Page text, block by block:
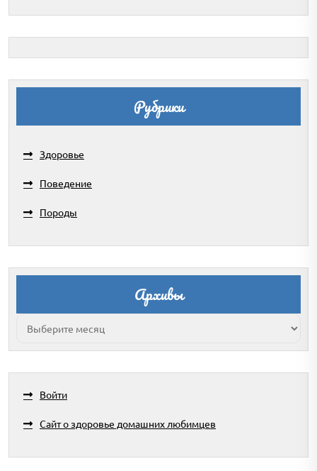
Рубрики
Здоровье
Поведение
Породы
Архивы
Архивы
Войти
Сайт о здоровье домашних любимцев